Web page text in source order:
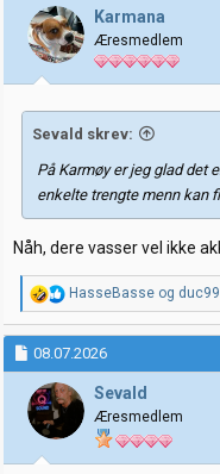
j
o
n
e
r
Karmana
Æresmedlem
Sevald skrev:
På Karmøy er jeg glad det
enkelte trengte menn kan
Nåh, dere vasser vel ikke
R
e
a
k
s
j
o
r
HasseBasse og
08.07.2026
Sevald
Æresmedlem